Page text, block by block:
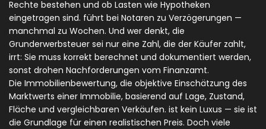
Rechte bestehen und ob Lasten wie Hypotheken
eingetragen sind. führt bei Notaren zu Verzögerungen —
manchmal zu Wochen. Und wer denkt, die
Grunderwerbsteuer sei nur eine Zahl, die der Käufer zahlt,
irrt: Sie muss korrekt berechnet und dokumentiert werden,
sonst drohen Nachforderungen vom Finanzamt.
Die Immobilienbewertung, die objektive Einschätzung des
Marktwerts einer Immobilie, basierend auf Lage, Zustand,
Fläche und vergleichbaren Verkäufen. ist kein Luxus — sie ist
die Grundlage für einen realistischen Preis. Doch viele